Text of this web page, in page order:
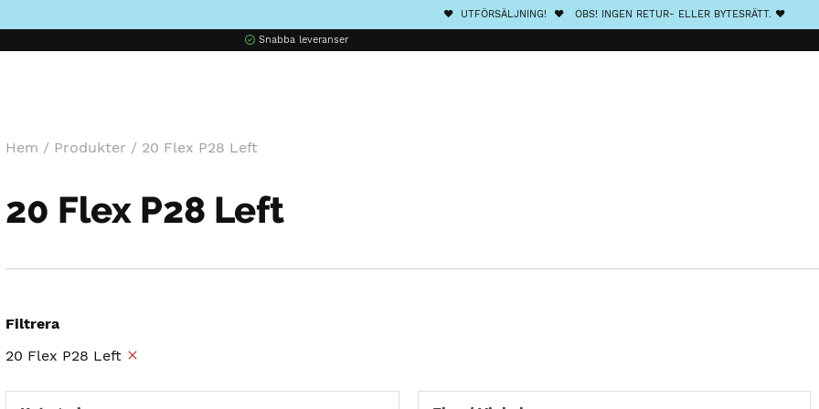
❤️ UTFÖRSÄLJNING! ❤️ OBS! INGEN RETUR- ELLER BYTESRÄTT. ❤️
Snabba leveranser
Hem / Produkter / 20 Flex P28 Left
20 Flex P28 Left
Filtrera
20 Flex P28 Left